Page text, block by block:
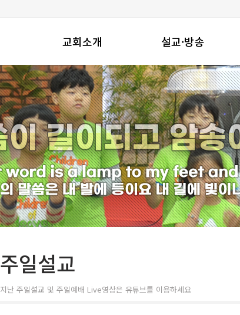
교회소개
창동진실교회는
교회연혁
예배안내
섬기는 이들
찾아오시는길
설교·방송
주일설교
수요밤예배
금요밤기도회
온라인성경공부
특별영상
주일설교
지난 주일설교 및 주일예배 Live영상은 유튜브를 이용하세요